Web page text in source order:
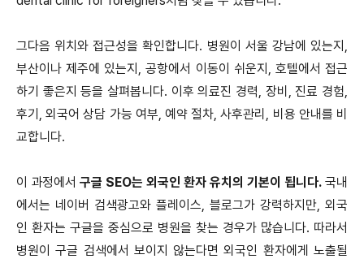
그다음 위치와 접근성을 확인합니다. 병원이 서울 강남에 있는지,
부산이나 제주에 있는지, 공항에서 이동이 쉬운지, 호텔에서 접근
하기 좋은지 등을 살펴봅니다. 이후 의료진 경력, 장비, 진료 경험,
후기, 외국어 상담 가능 여부, 예약 절차, 사후관리, 비용 안내를 비
교합니다.
이 과정에서 구글 SEO는 외국인 환자 유치의 기본이 됩니다. 국내
에서는 네이버 검색광고와 플레이스, 블로그가 강력하지만, 외국
인 환자는 구글을 중심으로 병원을 찾는 경우가 많습니다. 따라서
병원이 구글 검색에서 보이지 않는다면 외국인 환자에게 노출될